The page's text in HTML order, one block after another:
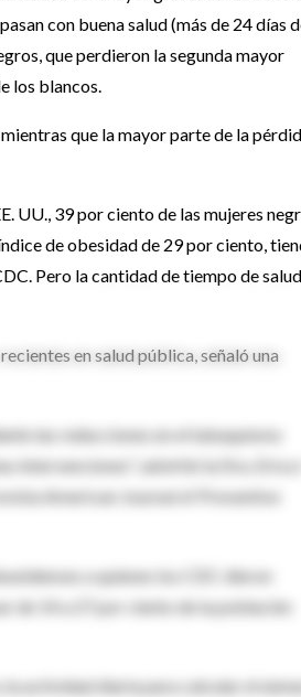
con buena salud (más de 24 días
que perdieron la segunda mayor
los blancos.
que la mayor parte de la
UU., 39 por ciento de las mujeres
de obesidad de 29 por ciento,
Pero la cantidad de tiempo de salud
en salud pública, señaló una
las reducciones en el tabaquismo
intervenciones", advirtió la Dra. Erica
American Journal of Preventive
a quienes los CDC dieron
de 14 a 27 por ciento de la población
la actividad diaria para calcular el